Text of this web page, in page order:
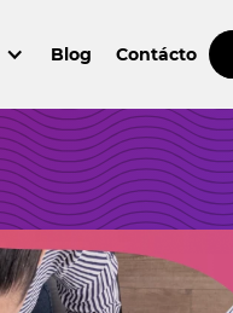
Blog Contácto